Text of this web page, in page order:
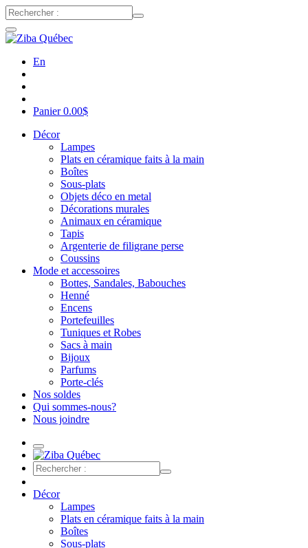
En
Panier0.00$
Décor
Lampes
Plats en céramique faits à la main
Boîtes
Sous-plats
Objets déco en metal
Décorations murales
Animaux en céramique
Tapis
Argenterie de filigrane perse
Coussins
Mode et accessoires
Bottes, Sandales, Babouches
Henné
Encens
Portefeuilles
Tuniques et Robes
Sacs à main
Bijoux
Parfums
Porte-clés
Nos soldes
Qui sommes-nous?
Nous joindre
Décor
Lampes
Plats en céramique faits à la main
Boîtes
Sous-plats